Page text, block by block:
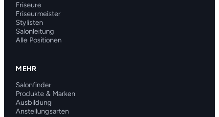
Friseure
Friseurmeister
Stylisten
Salonleitung
Alle Positionen
MEHR
Salonfinder
Produkte & Marken
Ausbildung
Anstellungsarten